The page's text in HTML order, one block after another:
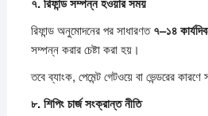
রিফান্ড অনুমোদনের পর সাধারণত৭–১৪
সম্পন্ন করার চেষ্টা করা হয়।
তবে ব্যাংক, পেমেন্ট গেটওয়ে বা ভেন্ডরের
৮.শিপিংচার্জসংক্রান্তনীতি